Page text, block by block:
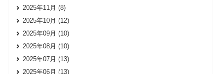
2025年11月 (8)
2025年10月 (12)
2025年09月 (10)
2025年08月 (10)
2025年07月 (13)
2025年06月 (13)